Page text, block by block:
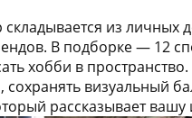
из личных
В подборке — 12
хобби в пространство.
сохранять визуальный
рассказывает